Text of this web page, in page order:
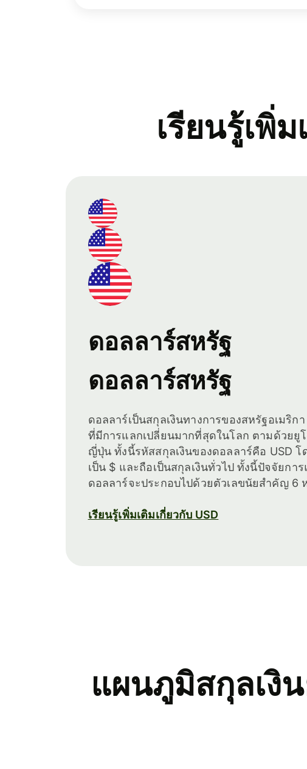
เรียนรู้เพิ่
ดอลลาร์สหรัฐ
ดอลลาร์สหรัฐ
ดอลลาร์เป็นสกุลเงินทางการของสหรัฐอเมริก
ที่มีการแลกเปลี่ยนมากที่สุดในโลก ตามด้วยยู
ญี่ปุ่น ทั้งนี้รหัสสกุลเงินของดอลลาร์คือ USD
เป็น $ และถือเป็นสกุลเงินทั่วไป ทั้งนี้ปัจจัยกา
ดอลลาร์จะประกอบไปด้วยตัวเลขนัยสำคัญ 6
เรียนรู้เพิ่มเติมเกี่ยวกับ USD
แผนภูมิสกุลเงิ